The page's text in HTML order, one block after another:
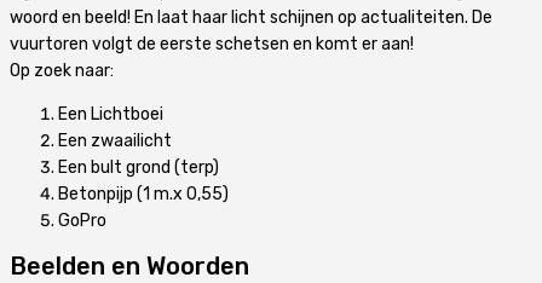
woord en beeld! En laat haar licht schijnen op actualiteiten. De
vuurtoren volgt de eerste schetsen en komt er aan!
Op zoek naar:
Een Lichtboei
Een zwaailicht
Een bult grond (terp)
Betonpijp (1 m.x 0,55)
GoPro
Beelden en Woorden